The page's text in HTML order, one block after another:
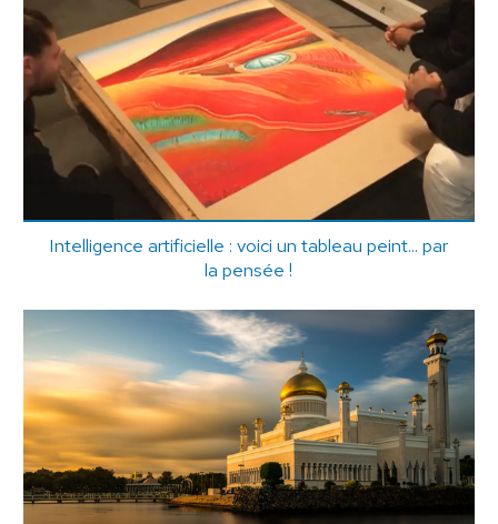
Intelligence artificielle : voici un tableau peint... par
la pensée !